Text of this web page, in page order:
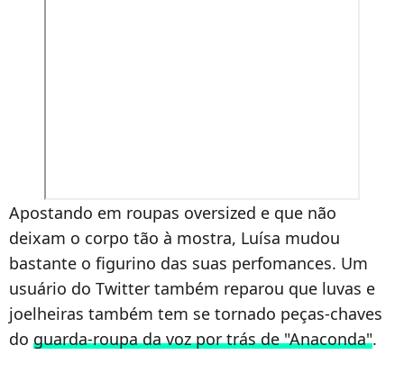
Apostando em roupas oversized e que não
deixam o corpo tão à mostra, Luísa mudou
bastante o figurino das suas perfomances. Um
usuário do Twitter também reparou que luvas e
joelheiras também tem se tornado peças-chaves
do guarda-roupa da voz por trás de "Anaconda".